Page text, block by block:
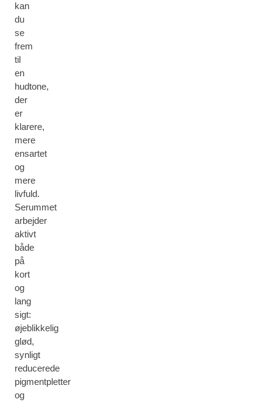
kan
du
se
frem
til
en
hudtone,
der
er
klarere,
mere
ensartet
og
mere
livfuld.
Serummet
arbejder
aktivt
både
på
kort
og
lang
sigt:
øjeblikkelig
glød,
synligt
reducerede
pigmentpletter
og